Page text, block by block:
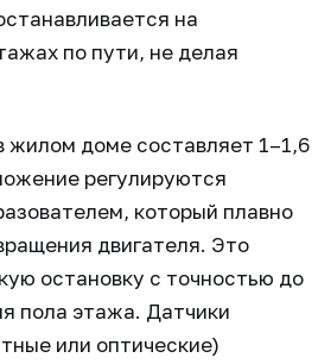
на
по пути, не делая
жилом доме составляет 1–1,6
регулируются
который плавно
двигателя. Это
остановку с точностью до
пола этажа. Датчики
или оптические)